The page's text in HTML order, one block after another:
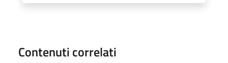
Contenuti correlati